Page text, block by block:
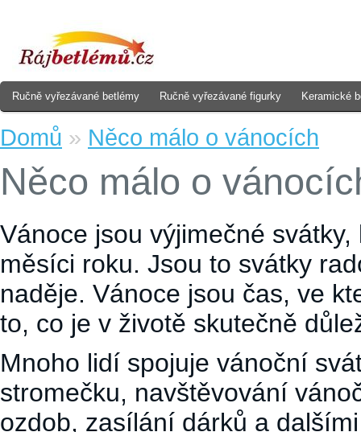
Ručně vyřezávané betlémy Ručně vyřezávané figurky Keramické
Domů » Něco málo o vánocích
Něco málo o
Vánoce jsou výjimečné
měsíci roku. Jsou to svátky
naděje. Vánoce jsou čas, ve
to, co je v životě skutečně
Mnoho lidí spojuje vánoční
stromečku, navštěvování
ozdob, zasílání dárků a